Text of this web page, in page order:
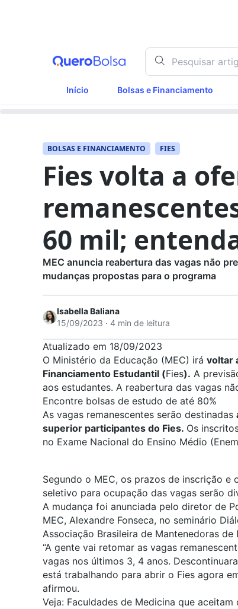
Início Bolsas e Financiamento
BOLSAS E FINANCIAMENTO FIES
Fies volta a
60 mil;
MEC anuncia reabertura das vagas não
mudanças propostas para o programa
Isabella Baliana
15/09/2023 · 4 min de leitura
Atualizado em 18/09/2023
O Ministério da Educação (MEC) irá voltar
Financiamento Estudantil (Fies). A
aos estudantes. A reabertura das vagas
Encontre bolsas de estudo de até 80%
As vagas remanescentes serão destinadas
superior participantes do Fies. Os
no Exame Nacional do Ensino Médio (Enem
Segundo o MEC, os prazos de inscrição e
seletivo para ocupação das vagas serão
A mudança foi anunciada pelo diretor de
MEC, Alexandre Fonseca, no seminário
Associação Brasileira de Mantenedoras de
“A gente vai retomar as vagas
vagas nos últimos 3, 4 anos.
está trabalhando para abrir o Fies agora
afirmou.
Veja: Faculdades de Medicina que aceitam